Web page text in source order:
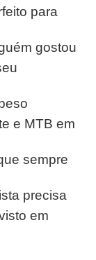
para
gostou
e MTB em
sempre
precisa
em